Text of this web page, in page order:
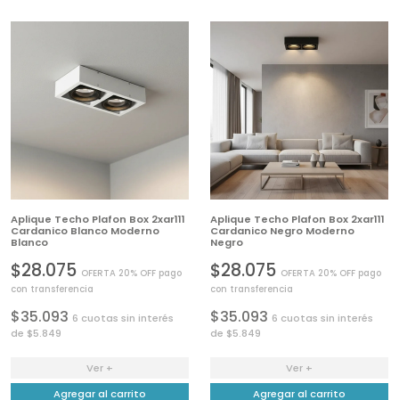
Aplique Techo Plafon Box 2xar111
Cardanico Blanco Moderno
Blanco
$28.075 OFERTA 20% OFF pago
con transferencia
$35.093 6 cuotas sin interés
de $5.849
Ver +
Agregar al carrito
Aplique Techo Plafon Box 2xar111
Cardanico Negro Moderno
Negro
$28.075 OFERTA 20% OFF pago
con transferencia
$35.093 6 cuotas sin interés
de $5.849
Ver +
Agregar al carrito